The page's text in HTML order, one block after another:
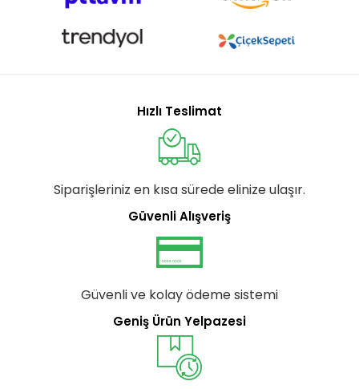
Hızlı Teslimat
Siparişleriniz en kısa sürede elinize ulaşır.
Güvenli Alışveriş
Güvenli ve kolay ödeme sistemi
Geniş Ürün Yelpazesi